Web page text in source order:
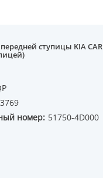
ступицы KIA
номер: 51750-4D000